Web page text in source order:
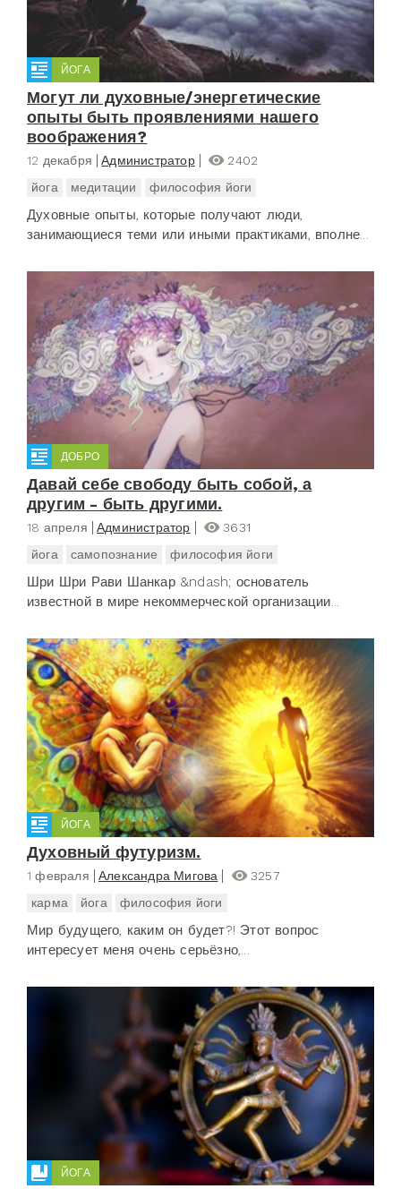
ЙОГА
Могут ли духовные/энергетические
опыты быть проявлениями нашего
воображения?
12 декабря Администратор
2402
йога
медитации философия йоги
Духовные опыты, которые получают люди,
занимающиеся теми или иными практиками, вполне...
ДОБРО
Давай себе свободу быть собой, а
другим - быть другими.
18 апреля Администратор
3631
йога
самопознание философия йоги
Шри Шри Рави Шанкар &ndash; основатель
известной в мире некоммерческой организации...
ЙОГА
Духовный футуризм.
1 февраля Александра Мигова
3257
карма
йога философия йоги
Мир будущего, каким он будет?! Этот вопрос
интересует меня очень серьёзно,...
ЙОГА